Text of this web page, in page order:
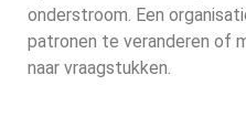
onderstroom. Een
patronen te veranderen of
naar vraagstukken.